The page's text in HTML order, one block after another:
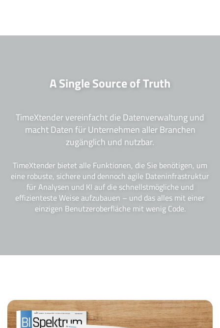
A Single Source of Truth
TimeXtender vereinfacht die Datenverwaltung und
macht Daten für Unternehmen aller Branchen
zugänglich und nutzbar.
TimeXtender bietet alle Funktionen, die Sie benötigen, um
eine robuste, sichere und dennoch agile Dateninfrastruktur
für Analysen und KI auf die schnellstmögliche und
effizienteste Weise aufzubauen – und das alles mit einer
einzigen Benutzeroberfläche mit wenig Code.